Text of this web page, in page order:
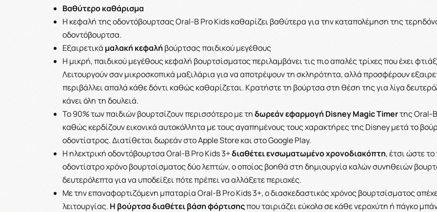
Βαθύτερο καθάρισμα
Η κεφαλή της οδοντόβουρτσας Oral-B Pro Kids καθαρίζει βαθύτερα για την καταπολέμηση της
οδοντόβουρτσα.
Εξαιρετικά μαλακή κεφαλή βούρτσας παιδικού μεγέθους
Η μικρή, παιδικού μεγέθους κεφαλή βουρτσίσματος περιλαμβάνει τις πιο απαλές τρίχες που έχει
Λειτουργούν σαν μικροσκοπικά μαξιλάρια για να αποτρέψουν τη σκληρότητα, αλλά προσφέρουν
περιβάλλει απαλά κάθε δόντι καθώς καθαρίζεται. Κρατήστε τη βούρτσα στη θέση της για λίγα
κάνει όλη τη δουλειά.
Το 90% των παιδιών βουρτσίζουν περισσότερο με τηδωρεάν εφαρμογή Disney Magic Timerτης Oral-
καθώς κερδίζουν εικονικά αυτοκόλλητα με τους αγαπημένους τους χαρακτήρες της Disney μετά το
οδοντίατρος. Διατίθεται δωρεάν στο Apple Store και στο Google Play.
Η ηλεκτρική οδοντόβουρτσα Oral-B Pro Kids 3+διαθέτει ενσωματωμένο χρονοδιακόπτη, έτσι ώστε
οδοντίατρο χρόνο βουρτσίσματος δύο λεπτών, ο οποίος βοηθά στη δημιουργία καλών συνηθειών
δευτερόλεπτα για να υποδείξει πότε πρέπει να αλλάξετε περιοχές.
Με την επαναφορτιζόμενη μπαταρία Oral-B Pro Kids 3+, ο διασκεδαστικός χρόνος βουρτσίσματος
λειτουργίας. Η βούρτσα διαθέτει βάση φόρτισηςπου ταιριάζει εύκολα σε κάθε νεροχύτη ή πάγκο